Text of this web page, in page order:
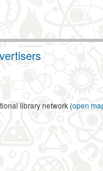
library network (open